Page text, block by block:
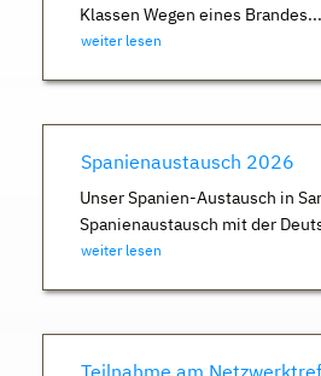
Klassen Wegen eines Brandes...
weiter lesen
Spanienaustausch 2026
Unser Spanien-Austausch in
Spanienaustausch mit der
weiter lesen